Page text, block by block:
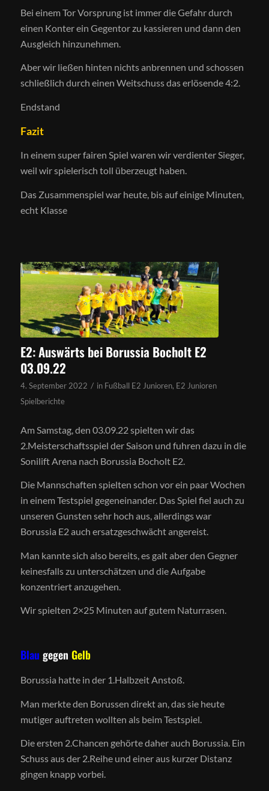
Bei einem Tor Vorsprung ist immer die Gefahr durch
einen Konter ein Gegentor zu kassieren und dann den
Ausgleich hinzunehmen.
Aber wir ließen hinten nichts anbrennen und schossen
schließlich durch einen Weitschuss das erlösende 4:2.
Endstand
Fazit
In einem super fairen Spiel waren wir verdienter Sieger,
weil wir spielerisch toll überzeugt haben.
Das Zusammenspiel war heute, bis auf einige Minuten,
echt Klasse
E2: Auswärts bei Borussia Bocholt E2
03.09.22
4. September 2022 / in Fußball E2 Junioren, E2 Junioren
Spielberichte
Am Samstag, den 03.09.22 spielten wir das
2.Meisterschaftsspiel der Saison und fuhren dazu in die
Sonilift Arena nach Borussia Bocholt E2.
Die Mannschaften spielten schon vor ein paar Wochen
in einem Testspiel gegeneinander. Das Spiel fiel auch zu
unseren Gunsten sehr hoch aus, allerdings war
Borussia E2 auch ersatzgeschwächt angereist.
Man kannte sich also bereits, es galt aber den Gegner
keinesfalls zu unterschätzen und die Aufgabe
konzentriert anzugehen.
Wir spielten 2×25 Minuten auf gutem Naturrasen.
Blau gegen Gelb
Borussia hatte in der 1.Halbzeit Anstoß.
Man merkte den Borussen direkt an, das sie heute
mutiger auftreten wollten als beim Testspiel.
Die ersten 2.Chancen gehörte daher auch Borussia. Ein
Schuss aus der 2.Reihe und einer aus kurzer Distanz
gingen knapp vorbei.